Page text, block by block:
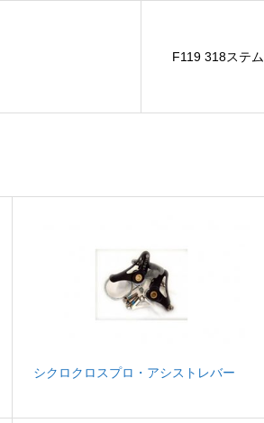
F119 318ステム
シクロクロスプロ・アシストレバー